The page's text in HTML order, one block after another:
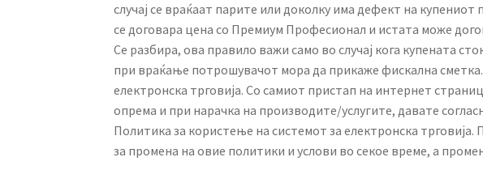
случај се враќаат парите или доколку има дефект на
се договара цена со Премиум Професионал и истата може
Се разбира, ова правило важи само во случај кога купената
при враќање потрошувачот мора да прикаже фискална
електронска трговија. Со самиот пристап на интернет
опрема и при нарачка на производите/услугите, давате
Политика за користење на системот за електронска
за промена на овие политики и услови во секое време, а